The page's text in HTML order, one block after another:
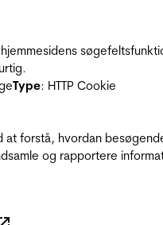
Type: HTTP Cookie
forstå, hvordan
og rapportere